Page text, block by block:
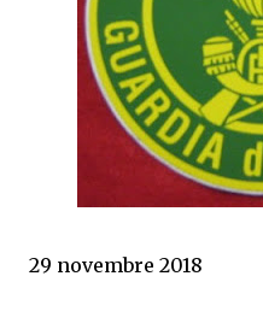
29 novembre 2018